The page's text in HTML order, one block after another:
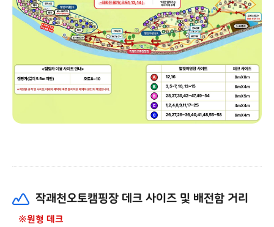
작괘천오토캠핑장 데크 사이즈 및 배전함 거리
※원형 데크